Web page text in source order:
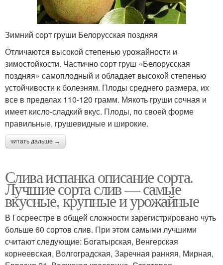
Зимний сорт груши Белорусская поздняя
Отличаются высокой степенью урожайности и
зимостойкости. Частично сорт груш «Белорусская
поздняя» самоплодный и обладает высокой степенью
устойчивости к болезням. Плоды среднего размера, их
все в пределах 110-120 грамм. Мякоть груши сочная и
имеет кисло-сладкий вкус. Плоды, по своей форме
правильные, грушевидные и широкие.
читать дальше →
Слива испанка описание сорта.
Лучшие сорта слив — самые
вкусные, крупные и урожайные
В Госреестре в общей сложности зарегистрировано чуть
больше 60 сортов слив. При этом самыми лучшими
считают следующие: Богатырская, Венгерская
корнеевская, Волгоградская, Заречная ранняя, Мирная,